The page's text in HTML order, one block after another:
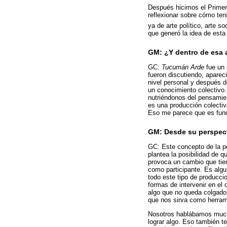
Después hicimos el
reflexionar sobre cómo
ya de arte político, arte
que generó la idea de
GM: ¿Y dentro de
GC: Tucumán Arde fue un
fueron discutiendo,
nivel personal y después
un conocimiento
nutriéndonos del
es una producción
Eso me parece que es
GM: Desde su
GC: Este concepto de la
plantea la posibilidad de
provoca un cambio que
como participante. Es
todo este tipo de
formas de intervenir en el
algo que no queda
que nos sirva como
Nosotros hablábamos
lograr algo. Eso también